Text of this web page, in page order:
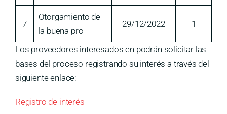
7
Otorgamiento de
la buena pro
29/12/2022 1
Los proveedores interesados en podrán solicitar las
bases del proceso registrando su interés a través del
siguiente enlace:
Registro de interés